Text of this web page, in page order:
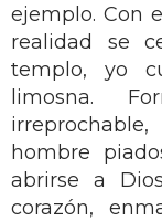
ejemplo. Con
realidad se
templo, yo
limosna.
hombre
abrirse a
corazón,